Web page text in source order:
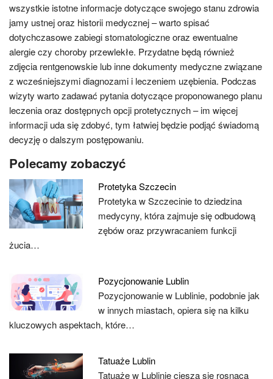
wszystkie istotne informacje dotyczące swojego stanu zdrowia
jamy ustnej oraz historii medycznej – warto spisać
dotychczasowe zabiegi stomatologiczne oraz ewentualne
alergie czy choroby przewlekłe. Przydatne będą również
zdjęcia rentgenowskie lub inne dokumenty medyczne związane
z wcześniejszymi diagnozami i leczeniem uzębienia. Podczas
wizyty warto zadawać pytania dotyczące proponowanego planu
leczenia oraz dostępnych opcji protetycznych – im więcej
informacji uda się zdobyć, tym łatwiej będzie podjąć świadomą
decyzję o dalszym postępowaniu.
Polecamy zobaczyć
Protetyka Szczecin
Protetyka w Szczecinie to dziedzina
medycyny, która zajmuje się odbudową
zębów oraz przywracaniem funkcji
żucia…
Pozycjonowanie Lublin
Pozycjonowanie w Lublinie, podobnie jak
w innych miastach, opiera się na kilku
kluczowych aspektach, które…
Tatuaże Lublin
Tatuaże w Lublinie cieszą się rosnącą